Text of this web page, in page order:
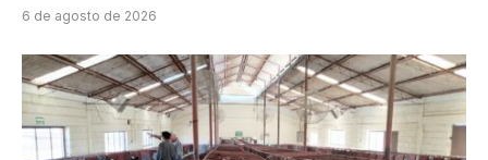
6 de agosto de 2026